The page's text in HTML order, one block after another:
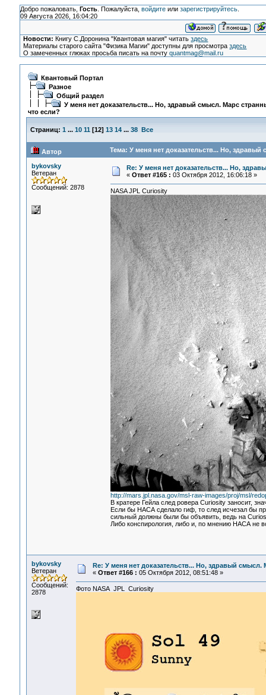
Добро пожаловать, Гость. Пожалуйста, войдитеили зарегистрируйтесь.
09 Августа 2026, 16:04:20
Новости: Книгу С.Доронина "Квантовая магия" читатьздесь
Материалы старого сайта "Физика Магии" доступны для просмотраздесь
О замеченных глюках просьба писать на почтуquantmag@mail.ru
Квантовый Портал
Разное
Общий раздел
У меня нет доказательств... Но, здравый смысл. Марс
что если?
Страниц: 1 ... 10 11 [12] 13 14 ... 38 Все
Автор Тема: У меня нет доказательств... Но,
bykovsky
Ветеран
Сообщений: 2878
Re: У меня нет доказательств... Но,
« Ответ #165 : 03 Октября 2012, 16:06:18 »
NASA JPL Curiosity
http://mars.jpl.nasa.gov/msl-raw-images/proj/msl/
В кратере Гейла след ровера Curiosity заносит,
Если бы НАСА сделало гиф, то след исчезал бы
сильный должны были бы объявить, ведь на
Либо конспирология, либо и, по мнению НАСА не
bykovsky
Ветеран
Сообщений:
2878
Re: У меня нет доказательств... Но, здравый
« Ответ #166 : 05 Октября 2012, 08:51:48 »
Фото NASA JPL Curiosity